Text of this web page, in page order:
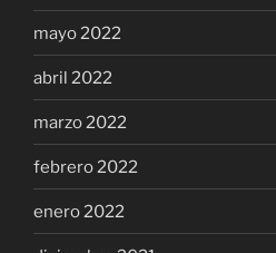
mayo 2022
abril 2022
marzo 2022
febrero 2022
enero 2022